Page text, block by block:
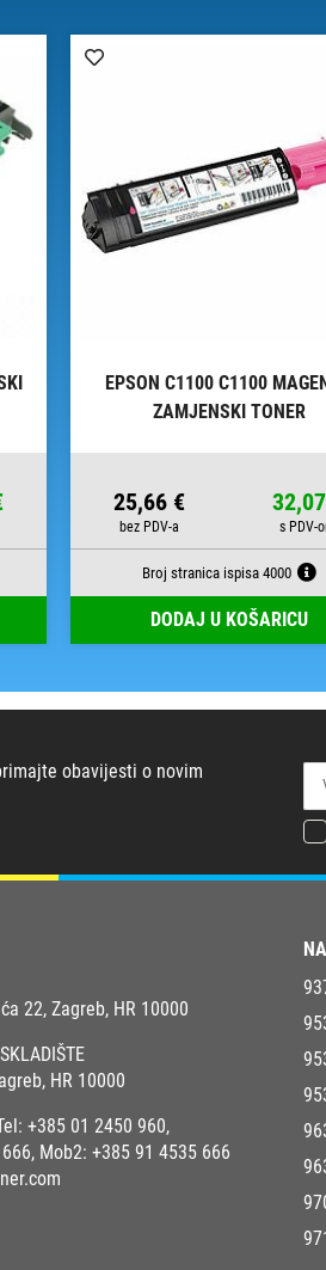
EPSON C1100 C1100
ZAMJENSKI TONER
25,66 €
Broj stranica ispisa 4000
DODAJ U KOŠARICU
obavijesti o novim
22, Zagreb, HR 10000
HR 10000
+385 01 2450 960,
, Mob2: +385 91 4535 666